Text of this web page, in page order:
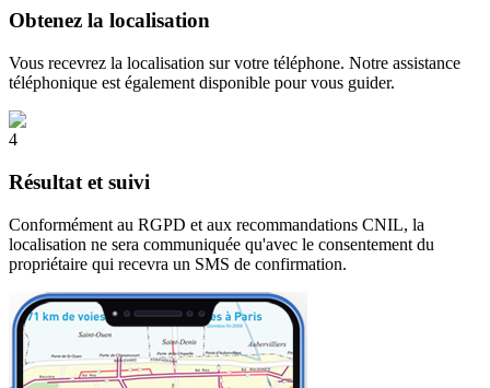
Obtenez la localisation
Vous recevrez la localisation sur votre téléphone. Notre assistance
téléphonique est également disponible pour vous guider.
4
Résultat et suivi
Conformément au RGPD et aux recommandations CNIL, la
localisation ne sera communiquée qu'avec le consentement du
propriétaire qui recevra un SMS de confirmation.